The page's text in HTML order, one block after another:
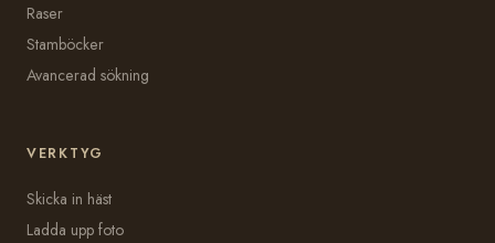
Raser
Stamböcker
Avancerad sökning
VERKTYG
Skicka in häst
Ladda upp foto